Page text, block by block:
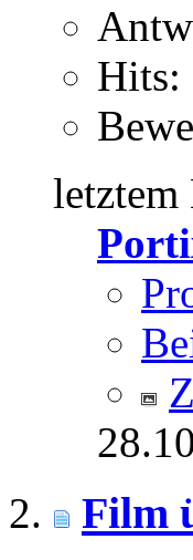
Hits:
letztem
Film